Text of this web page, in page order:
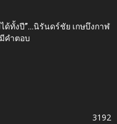
ด้ทั้งปี”…นิรันดร์ชัย เกษบึงกาฬ
คำตอบ
3192